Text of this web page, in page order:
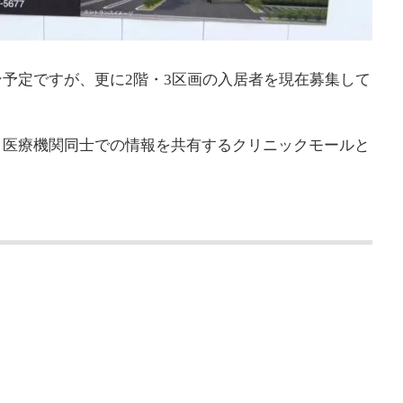
定ですが、更に2階・3区画の入居者を現在募集して
療機関同士での情報を共有するクリニックモールと